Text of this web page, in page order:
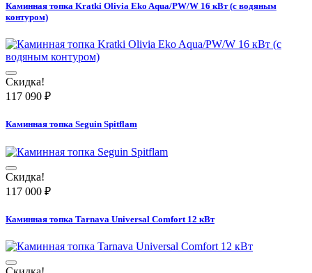
Каминная топка Kratki Olivia Eko Aqua/PW/W 16 кВт (с водяным
контуром)
Скидка!
117 090 ₽
Каминная топка Seguin Spitflam
Скидка!
117 000 ₽
Каминная топка Tarnava Universal Comfort 12 кВт